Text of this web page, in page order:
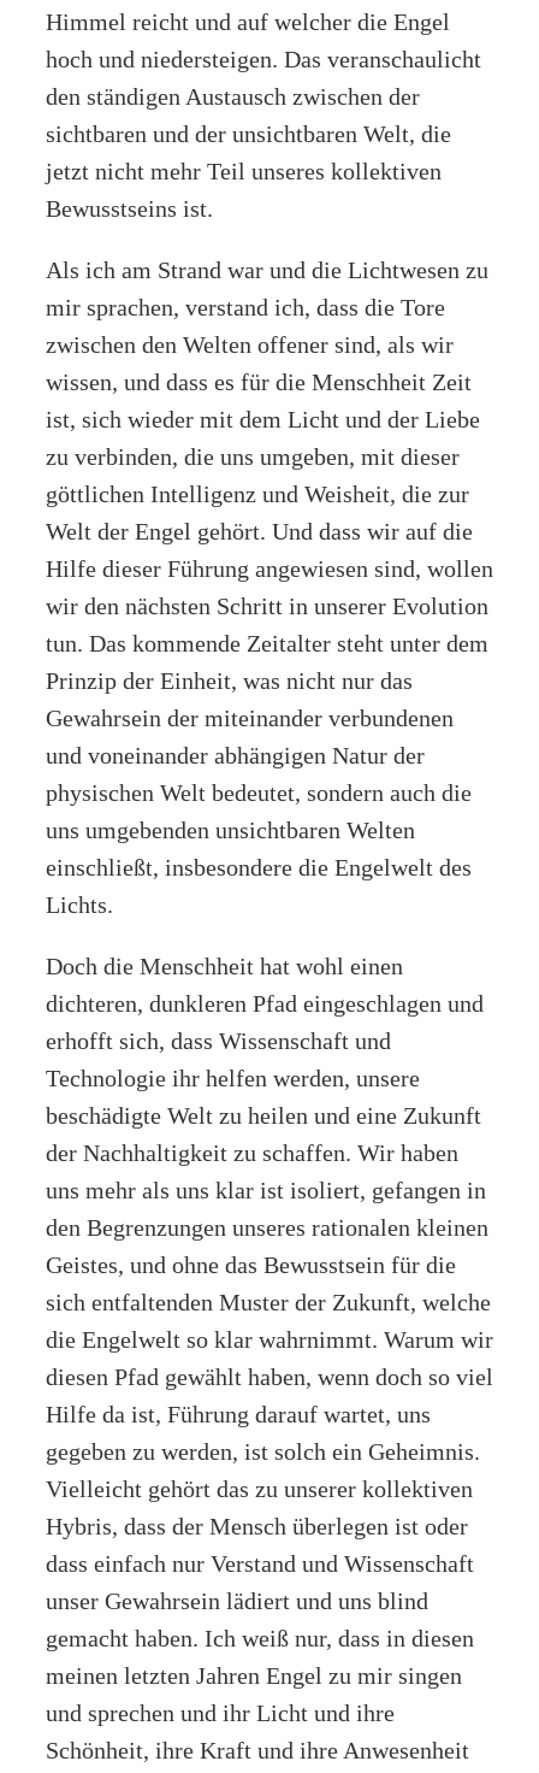
Himmel reicht und auf welcher die Engel
hoch und niedersteigen. Das veranschaulicht
den ständigen Austausch zwischen der
sichtbaren und der unsichtbaren Welt, die
jetzt nicht mehr Teil unseres kollektiven
Bewusstseins ist.
Als ich am Strand war und die Lichtwesen zu
mir sprachen, verstand ich, dass die Tore
zwischen den Welten offener sind, als wir
wissen, und dass es für die Menschheit Zeit
ist, sich wieder mit dem Licht und der Liebe
zu verbinden, die uns umgeben, mit dieser
göttlichen Intelligenz und Weisheit, die zur
Welt der Engel gehört. Und dass wir auf die
Hilfe dieser Führung angewiesen sind, wollen
wir den nächsten Schritt in unserer Evolution
tun. Das kommende Zeitalter steht unter dem
Prinzip der Einheit, was nicht nur das
Gewahrsein der miteinander verbundenen
und voneinander abhängigen Natur der
physischen Welt bedeutet, sondern auch die
uns umgebenden unsichtbaren Welten
einschließt, insbesondere die Engelwelt des
Lichts.
Doch die Menschheit hat wohl einen
dichteren, dunkleren Pfad eingeschlagen und
erhofft sich, dass Wissenschaft und
Technologie ihr helfen werden, unsere
beschädigte Welt zu heilen und eine Zukunft
der Nachhaltigkeit zu schaffen. Wir haben
uns mehr als uns klar ist isoliert, gefangen in
den Begrenzungen unseres rationalen kleinen
Geistes, und ohne das Bewusstsein für die
sich entfaltenden Muster der Zukunft, welche
die Engelwelt so klar wahrnimmt. Warum wir
diesen Pfad gewählt haben, wenn doch so viel
Hilfe da ist, Führung darauf wartet, uns
gegeben zu werden, ist solch ein Geheimnis.
Vielleicht gehört das zu unserer kollektiven
Hybris, dass der Mensch überlegen ist oder
dass einfach nur Verstand und Wissenschaft
unser Gewahrsein lädiert und uns blind
gemacht haben. Ich weiß nur, dass in diesen
meinen letzten Jahren Engel zu mir singen
und sprechen und ihr Licht und ihre
Schönheit, ihre Kraft und ihre Anwesenheit